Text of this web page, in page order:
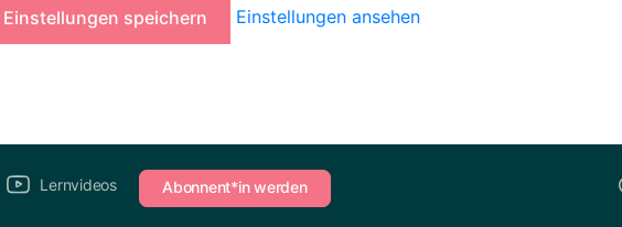
Einstellungen speichern
Einstellungen ansehen
Lernvideos Abonnent*in werden